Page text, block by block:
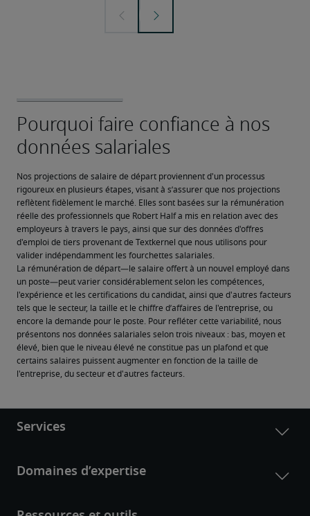
Nos projections de salaire de départ proviennent d'un processus
rigoureux en plusieurs étapes, visant à s’assurer que nos projections
reflètent fidèlement le marché. Elles sont basées sur la rémunération
réelle des professionnels que Robert Half a mis en relation avec des
employeurs à travers le pays, ainsi que sur des données d'offres
d'emploi de tiers provenant de Textkernel que nous utilisons pour
valider indépendamment les fourchettes salariales.
La rémunération de départ—le salaire offert à un nouvel employé dans
un poste—peut varier considérablement selon les compétences,
l'expérience et les certifications du candidat, ainsi que d'autres facteurs
tels que le secteur, la taille et le chiffre d’affaires de l'entreprise, ou
encore la demande pour le poste. Pour refléter cette variabilité, nous
présentons nos données salariales selon trois niveaux : bas, moyen et
élevé, bien que le niveau élevé ne constitue pas un plafond et que
certains salaires puissent augmenter en fonction de la taille de
l'entreprise, du secteur et d'autres facteurs.